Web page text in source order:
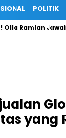
POLITIK
Jawab Isu
yang